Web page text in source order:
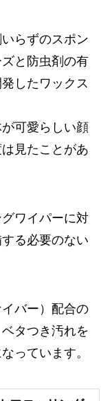
らずのスポン
と防虫剤の有
したワックス
が可愛らしい顔
見たことがあ
ワイパーに対
る必要のない
バー）配合の
タつき汚れを
っています。